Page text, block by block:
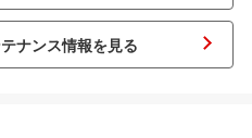
ナンス情報を見る